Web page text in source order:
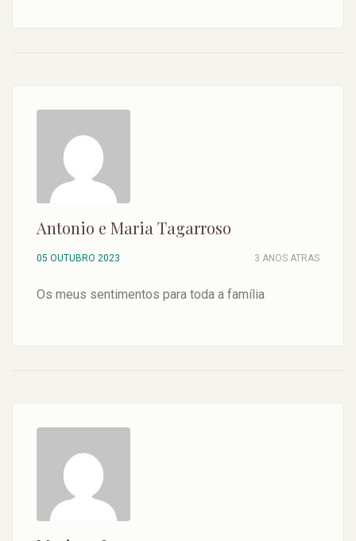
Antonio e Maria Tagarroso
05 OUTUBRO 2023 3 ANOS ATRAS
Os meus sentimentos para toda a família